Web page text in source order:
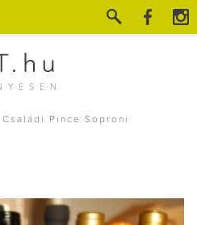
Családi Pince Soproni